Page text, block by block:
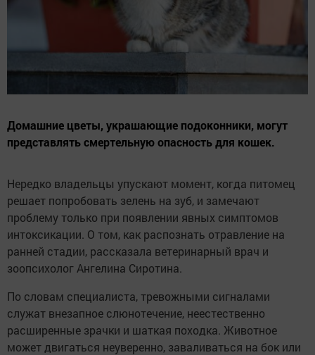
Домашние цветы, украшающие подоконники, могут
представлять смертельную опасность для кошек.
Нередко владельцы упускают момент, когда питомец
решает попробовать зелень на зуб, и замечают
проблему только при появлении явных симптомов
интоксикации. О том, как распознать отравление на
ранней стадии, рассказала ветеринарный врач и
зоопсихолог Ангелина Сиротина.
По словам специалиста, тревожными сигналами
служат внезапное слюнотечение, неестественно
расширенные зрачки и шаткая походка. Животное
может двигаться неуверенно, заваливаться на бок или